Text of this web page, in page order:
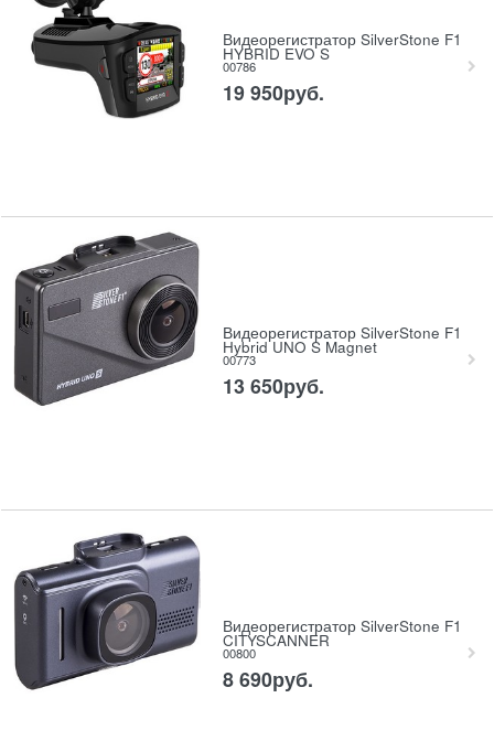
Видеорегистратор SilverStone F1
HYBRID EVO S
00786
19 950руб.
Видеорегистратор SilverStone F1
Hybrid UNO S Magnet
00773
13 650руб.
Видеорегистратор SilverStone F1
CITYSCANNER
00800
8 690руб.